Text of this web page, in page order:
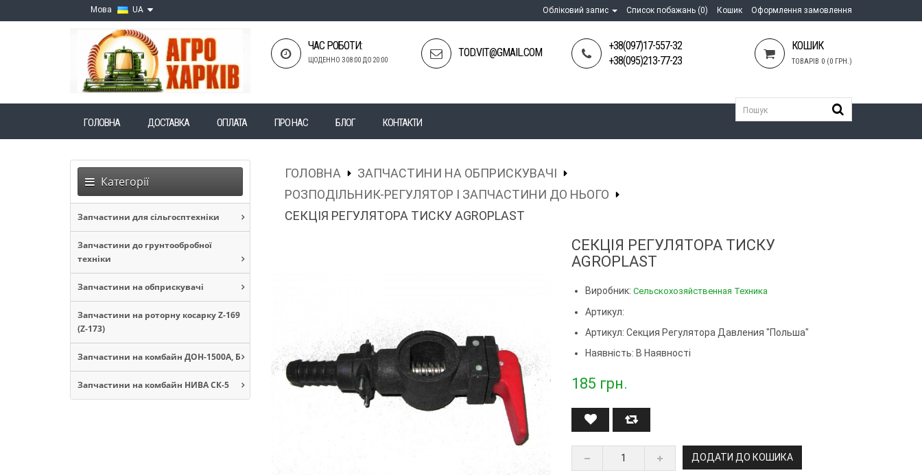
Мова UA Обліковий запис Список побажань (0) Кошик Оформлення замовлення
ЧАС РОБОТИ:
ЩОДЕННО З 08:00 ДО 20:00
TOD.VIT@GMAIL.COM
+38(097)17-557-32
+38(095)213-77-23
КОШИК
ТОВАРІВ 0 (0 ГРН.)
ГОЛОВНА ДОСТАВКА ОПЛАТА ПРО НАС БЛОГ КОНТАКТИ
Категорії
Запчастини для сільгосптехніки
Запчастини до грунтообробної
техніки
Запчастини на обприскувачі
Запчастини на роторну косарку Z-169
(Z-173)
Запчастини на комбайн ДОН-1500А, Б
Запчастини на комбайн НИВА СК-5
ГОЛОВНА
ЗАПЧАСТИНИ НА ОБПРИСКУВАЧІ
РОЗПОДІЛЬНИК-РЕГУЛЯТОР І ЗАПЧАСТИНИ ДО НЬОГО
СЕКЦІЯ РЕГУЛЯТОРА ТИСКУ AGROPLAST
СЕКЦІЯ РЕГУЛЯТОРА ТИСКУ
AGROPLAST
Виробник:Сельскохозяйственная Техника
Артикул:
Артикул:Секция Регулятора Давления "Польша"
Наявність: В Наявності
185 грн.
ДОДАТИ ДО КОШИКА